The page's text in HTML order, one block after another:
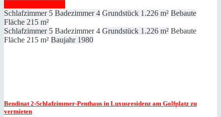
Schlafzimmer 5 Badezimmer 4 Grundstück 1.226 m² Bebaute
Fläche 215 m²
Schlafzimmer 5 Badezimmer 4 Grundstück 1.226 m² Bebaute
Fläche 215 m² Baujahr 1980
Bendinat2-Schlafzimmer-Penthaus in Luxusresidenz am Golfplatz zu
vermieten